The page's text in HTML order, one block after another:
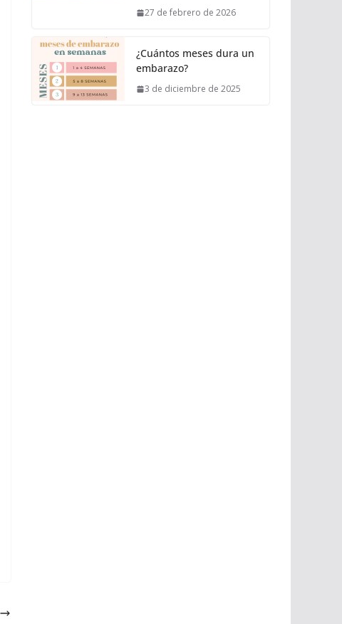
27 de febrero de 2026
¿Cuántos meses dura un
embarazo?
3 de diciembre de 2025